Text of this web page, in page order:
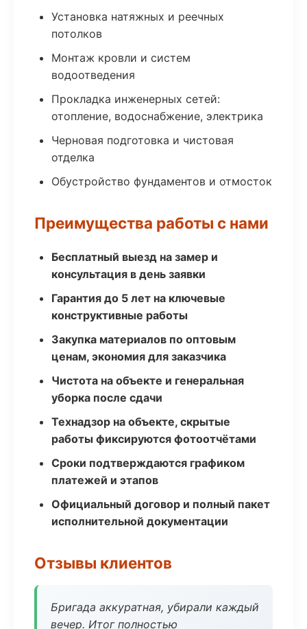
Установка натяжных и реечных
потолков
Монтаж кровли и систем
водоотведения
Прокладка инженерных сетей:
отопление, водоснабжение, электрика
Черновая подготовка и чистовая
отделка
Обустройство фундаментов и отмосток
Преимущества работы с нами
Бесплатный выезд на замер и
консультация в день заявки
Гарантия до 5 лет на ключевые
конструктивные работы
Закупка материалов по оптовым
ценам, экономия для заказчика
Чистота на объекте и генеральная
уборка после сдачи
Технадзор на объекте, скрытые
работы фиксируются фотоотчётами
Сроки подтверждаются графиком
платежей и этапов
Официальный договор и полный пакет
исполнительной документации
Отзывы клиентов
Бригада аккуратная, убирали каждый
вечер. Итог полностью